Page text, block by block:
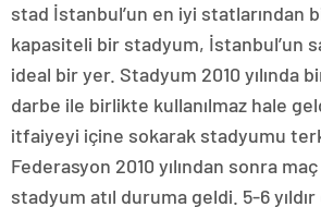
stad İstanbul’un en iyi statlarından
kapasiteli bir stadyum, İstanbul’un
ideal bir yer. Stadyum 2010 yılında
darbe ile birlikte kullanılmaz hale
itfaiyeyi içine sokarak stadyumu
Federasyon 2010 yılından sonra
stadyum atıl duruma geldi. 5-6 yıldır